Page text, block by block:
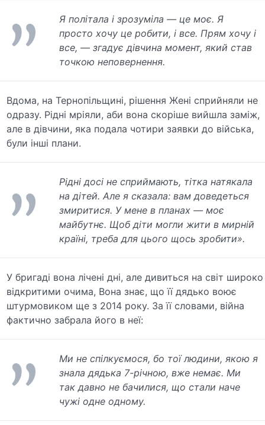
Я політала і зрозуміла — це моє. Я
просто хочу це робити, і все. Прям хочу і
все, — згадує дівчина момент, який став
точкою неповернення.
Вдома, на Тернопільщині, рішення Жені сприйняли не
одразу. Рідні мріяли, аби вона скоріше вийшла заміж,
але в дівчини, яка подала чотири заявки до війська,
були інші плани.
Рідні досі не сприймають, тітка натякала
на дітей. Але я сказала: вам доведеться
змиритися. У мене в планах — моє
майбутнє. Щоб діти могли жити в мирній
країні, треба для цього щось зробити».
У бригаді вона лічені дні, але дивиться на світ широко
відкритими очима, Вона знає, що її дядько воює
штурмовиком ще з 2014 року. За її словами, війна
фактично забрала його в неї:
Ми не спілкуємося, бо тої людини, якою я
знала дядька 7-річною, вже немає. Ми
так давно не бачилися, що стали наче
чужі одне одному.